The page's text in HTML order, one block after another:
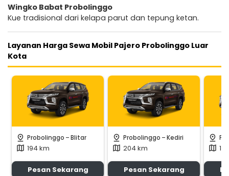
Wingko Babat Probolinggo
Kue tradisional dari kelapa parut dan tepung ketan.
Layanan Harga Sewa Mobil Pajero Probolinggo Luar
Kota
pin_drop Probolinggo -Blitar
map 194 km
Pesan Sekarang
pin_drop Probolinggo -Kediri
map 204 km
Pesan Sekarang
pin_drop
map